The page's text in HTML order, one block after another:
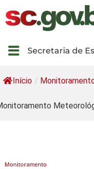
Secretaria de
Início /
Monitoramento